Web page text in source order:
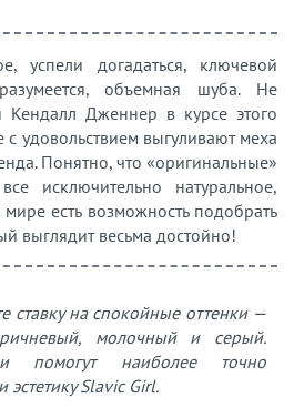
успели догадаться, ключевой
объемная шуба. Не
Кендалл Дженнер в курсе этого
удовольствием выгуливают меха
Понятно, что «оригинальные»
исключительно натуральное,
есть возможность подобрать
выглядит весьма достойно!
ставку на спокойные оттенки —
молочный и серый.
помогут наиболее точно
эстетику Slavic Girl.